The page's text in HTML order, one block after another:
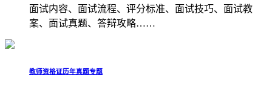
面试内容、面试流程、评分标准、面试技巧、面试教
案、面试真题、答辩攻略……
教师资格证历年真题专题